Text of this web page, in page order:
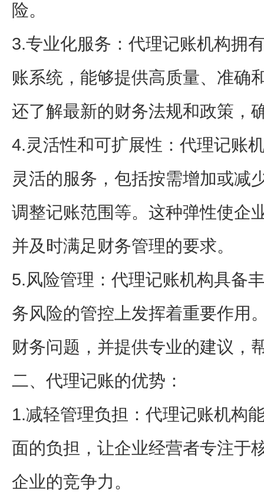
险。
3.专业化服务：代理记账机构拥
账系统，能够提供高质量、准确
还了解最新的财务法规和政策，
4.灵活性和可扩展性：代理记账
灵活的服务，包括按需增加或减
调整记账范围等。这种弹性使企
并及时满足财务管理的要求。
5.风险管理：代理记账机构具备
务风险的管控上发挥着重要作用
财务问题，并提供专业的建议，
二、代理记账的优势：
1.减轻管理负担：代理记账机构
面的负担，让企业经营者专注于
企业的竞争力。